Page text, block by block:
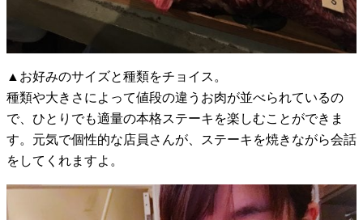
▲お好みのサイズと種類をチョイス。
種類や大きさによって値段の違うお肉が並べられているの
で、ひとりでも適量の本格ステーキを楽しむことができま
す。元気で個性的な店員さんが、ステーキを焼きながら会話
をしてくれますよ。